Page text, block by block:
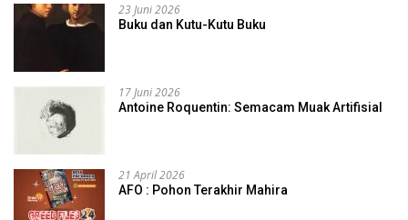
23 Juni 2026
Buku dan Kutu-Kutu Buku
17 Juni 2026
Antoine Roquentin: Semacam Muak Artifisial
21 April 2026
AFO : Pohon Terakhir Mahira